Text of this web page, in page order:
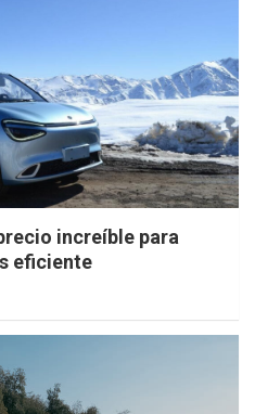
increíble para
eficiente